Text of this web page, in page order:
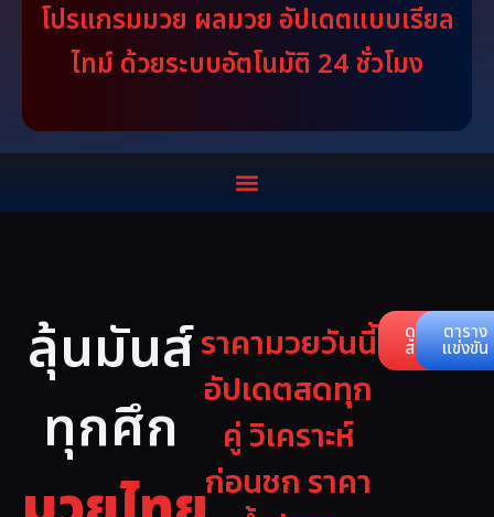
โปรแกรมมวย ผลมวย อัปเดตแบบเรียล
ไทม์ ด้วยระบบอัตโนมัติ 24 ชั่วโมง
ลุ้นมันส์
ทุกศึก
ราคามวยวันนี้
อัปเดตสดทุก
คู่ วิเคราะห์
ก่อนชก ราคา
ดูคู่
สด
ตาราง
แข่งขัน